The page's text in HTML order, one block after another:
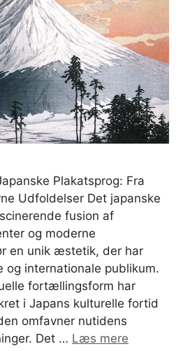
Plakatsprog: Fra
Udfoldelser Det japanske
fusion af
og moderne
en unik æstetik, der har
og internationale publikum.
fortællingsform har
i Japans kulturelle fortid
omfavner nutidens
Det … Læs mere